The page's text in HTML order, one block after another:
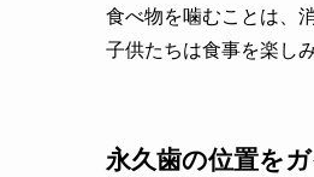
食べ物を噛むことは、
子供たちは食事を楽し
永久歯の位置を